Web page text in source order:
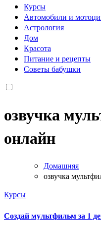
Курсы
Автомобили и
Астрология
Дом
Красота
Питание и рецепты
Советы бабушки
озвучка
онлайн
Домашняя
озвучка
Курсы
Создай мультфильм за 1